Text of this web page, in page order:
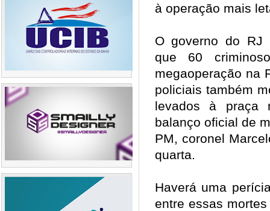
à operação mais
O governo do RJ
que 60
megaoperação na
policiais também
levados à praça
balanço oficial de
PM, coronel
quarta.
Haverá uma
entre essas